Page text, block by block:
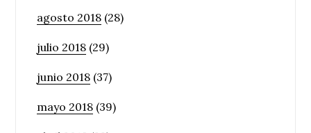
agosto 2018 (28)
julio 2018 (29)
junio 2018 (37)
mayo 2018 (39)